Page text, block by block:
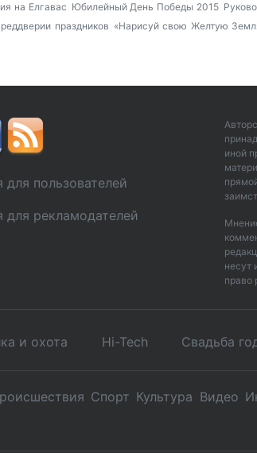
на Елгавас Юбилейный День Победы 2015
праздников «Нарисуй свою Желтую
пользователей
рекламодателей
иной
несут
право
и охота Hi-Tech Свадьбa
Спорт Культура Видео